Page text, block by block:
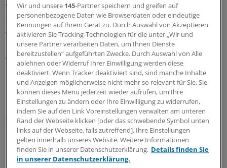
Wer lieber Bier trinken will, steht demnach mit Blick auf
die Kalorien nicht besser da: Ein Liter Bier habe mehr als
400 Kalorien - was etwa 20 Prozent des täglichen Bedarfs
entspreche. Statt satt zu machen, rege es zudem den
Appetit an.
Der Berufsverband der Kinder- und Jugendärzte
kritisiert derweil den DFB für seine Werbedeals mit
McDonald's und Coca-Cola. Der Verband bezeichnete es
als Skandal, dass der DFB sich in seiner Satzung zur
Förderung gesunder Ernährung und ausreichender
Bewegung bekenne und sich gleichzeitig von den beiden
Konzernen sponsern lasse.
Wir und unsere 145-Partner speichern und greifen auf
personenbezogene Daten wie Browserdaten oder eindeutige
Kennungen auf Ihrem Gerät zu. Durch Auswahl von Akzeptieren
aktivieren Sie Tracking-Technologien für die unter „Wir und
unsere Partner verarbeiten Daten, um Ihnen Dienste
bereitzustellen“ aufgeführten Zwecke. Durch Auswahl von Alle
ablehnen oder Widerruf Ihrer Einwilligung werden diese
deaktiviert. Wenn Tracker deaktiviert sind, sind manche Inhalte
und Anzeigen möglicherweise nicht mehr so relevant für Sie. Sie
können dieses Menü jederzeit wieder aufrufen, um Ihre
Einstellungen zu ändern oder Ihre Einwilligung zu widerrufen,
indem Sie auf den Link Voreinstellungen verwalten am unteren
Rand der Webseite klicken [oder das schwebende Symbol unten
links auf der Webseite, falls zutreffend]. Ihre Einstellungen
gelten innerhalb unseres Website. Weitere Informationen
finden Sie in unserer Datenschutzerklärung. Details finden Sie
in unserer Datenschutzerklärung.